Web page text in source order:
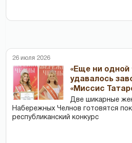
26 июля 2026
«Еще ни одной
удавалось
«Миссис
Две шикарные
Набережных Челнов готовятся
республиканский конкурс